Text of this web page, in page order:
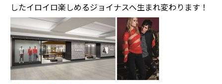
したイロイロ楽しめるジョイナスヘ生まれ変わります！